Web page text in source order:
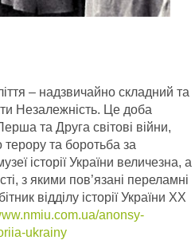
– надзвичайно складний та
Незалежність. Це доба
та Друга світові війни,
терору та боротьба за
історії України величезна, а
з якими пов’язані переламні
відділу історії України ХХ
anonsy-
ukrainy